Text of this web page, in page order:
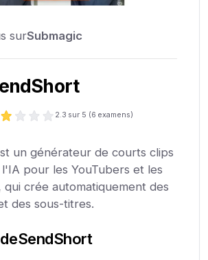
surSubmagic
2.3 sur 5 (6 examens)
un générateur de courts clips
pour les YouTubers et les
qui crée automatiquement des
des sous-titres.
SendShort